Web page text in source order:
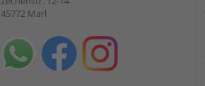
45772 Marl